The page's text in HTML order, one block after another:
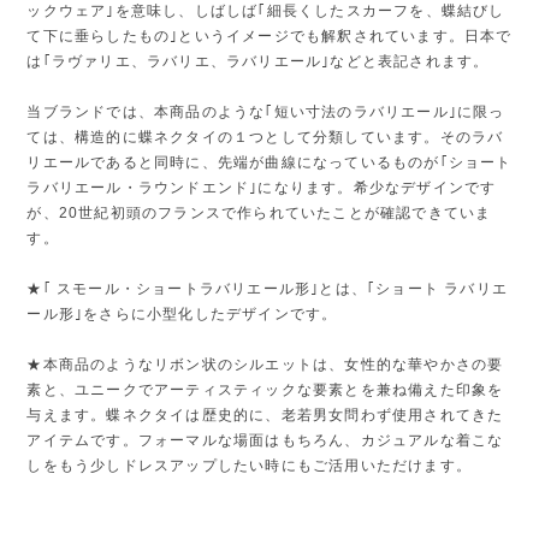
ックウェア｣を意味し、しばしば｢細長くしたスカーフを、蝶結びし
て下に垂らしたもの｣というイメージでも解釈されています。日本で
は｢ラヴァリエ、ラバリエ、ラバリエール｣などと表記されます。
当ブランドでは、本商品のような｢短い寸法のラバリエール｣に限っ
ては、構造的に蝶ネクタイの１つとして分類しています。そのラバ
リエールであると同時に、先端が曲線になっているものが｢ショート
ラバリエール・ラウンドエンド｣になります。希少なデザインです
が、20世紀初頭のフランスで作られていたことが確認できていま
す。
★｢ スモール・ショートラバリエール形｣とは、｢ショート ラバリエ
ール形｣をさらに小型化したデザインです。
★本商品のようなリボン状のシルエットは、女性的な華やかさの要
素と、ユニークでアーティスティックな要素とを兼ね備えた印象を
与えます。蝶ネクタイは歴史的に、老若男女問わず使用されてきた
アイテムです。フォーマルな場面はもちろん、カジュアルな着こな
しをもう少しドレスアップしたい時にもご活用いただけます。